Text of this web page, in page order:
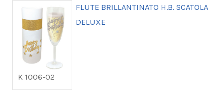
K 1006-02
FLUTE BRILLANTINATO H.B. SCATOLA
DELUXE